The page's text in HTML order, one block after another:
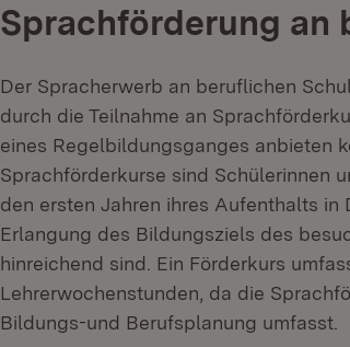
Sprachförderung an
Der Spracherwerb an beruflichen
durch die Teilnahme an
eines Regelbildungsganges anbieten
Sprachförderkurse sind Schülerinnen
den ersten Jahren ihres Aufenthalts
Erlangung des Bildungsziels des
hinreichend sind. Ein Förderkurs
Lehrerwochenstunden, da die
Bildungs-und Berufsplanung umfasst.